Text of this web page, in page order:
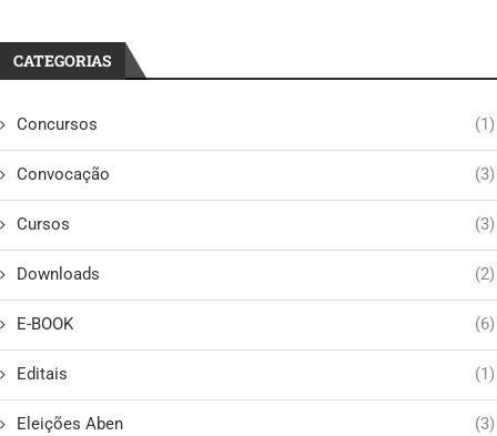
CATEGORIAS
Concursos (1)
Convocação (3)
Cursos (3)
Downloads (2)
E-BOOK (6)
Editais (1)
Eleições Aben (3)